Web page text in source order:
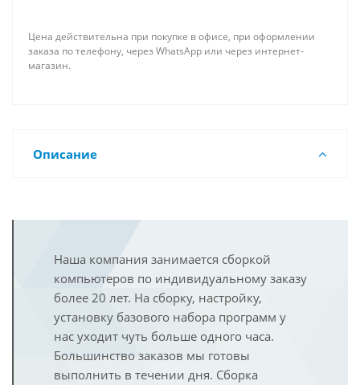
Цена действительна при покупке в офисе, при оформлении
заказа по телефону, через WhatsApp или через интернет-
магазин.
Описание
Наша компания занимается сборкой
компьютеров по индивидуальному заказу
более 20 лет. На сборку, настройку,
установку базового набора программ у
нас уходит чуть больше одного часа.
Большинство заказов мы готовы
выполнить в течении дня. Сборка